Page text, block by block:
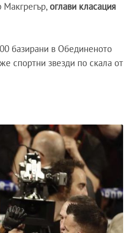
оглави класация
базирани в Обединеното
спортни звезди по скала от